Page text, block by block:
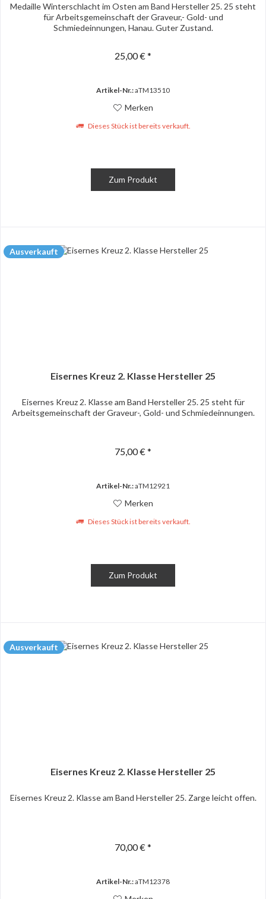
Medaille Winterschlacht im Osten am Band Hersteller 25. 25 steht
für Arbeitsgemeinschaft der Graveur,- Gold- und
Schmiedeinnungen, Hanau. Guter Zustand.
25,00 € *
Artikel-Nr.:aTM13510
Merken
Dieses Stück ist bereits verkauft.
Zum Produkt
Ausverkauft
Eisernes Kreuz 2. Klasse Hersteller 25
Eisernes Kreuz 2. Klasse am Band Hersteller 25. 25 steht für
Arbeitsgemeinschaft der Graveur-, Gold- und Schmiedeinnungen.
75,00 € *
Artikel-Nr.:aTM12921
Merken
Dieses Stück ist bereits verkauft.
Zum Produkt
Ausverkauft
Eisernes Kreuz 2. Klasse Hersteller 25
Eisernes Kreuz 2. Klasse am Band Hersteller 25. Zarge leicht offen.
70,00 € *
Artikel-Nr.:aTM12378